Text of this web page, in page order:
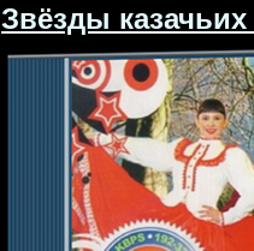
Звёзды казачьих